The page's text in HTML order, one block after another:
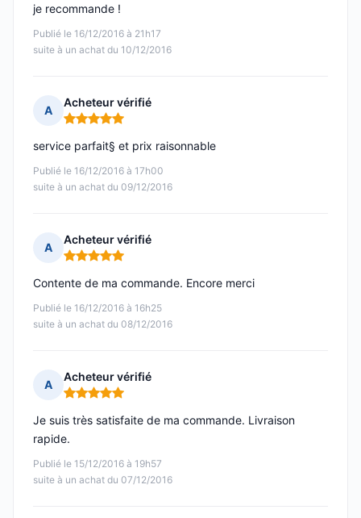
Publié le 16/12/2016 à 21h17
suite à un achat du 10/12/2016
je recommande !
A
Acheteur vérifié
Note : 5 sur 5
Publié le 16/12/2016 à 17h00
suite à un achat du 09/12/2016
service parfait§ et prix raisonnable
A
Acheteur vérifié
Note : 5 sur 5
Publié le 16/12/2016 à 16h25
suite à un achat du 08/12/2016
Contente de ma commande. Encore merci
A
Acheteur vérifié
Note : 5 sur 5
Publié le 15/12/2016 à 19h57
suite à un achat du 07/12/2016
Je suis très satisfaite de ma commande. Livraison
rapide.